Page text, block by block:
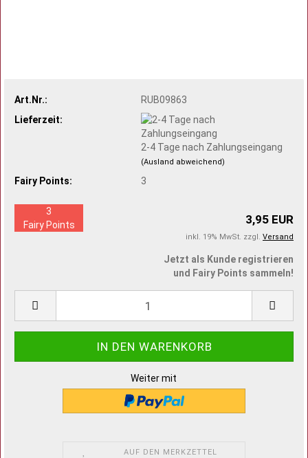
Art.Nr.:
RUB09863
Lieferzeit:
2-4 Tage nach Zahlungseingang
(Ausland abweichend)
Fairy Points: 3
3,95 EUR
inkl. 19% MwSt. zzgl. Versand
3
Fairy Points
Jetzt als Kunde registrieren
und Fairy Points sammeln!
Weiter mit
AUF DEN MERKZETTEL